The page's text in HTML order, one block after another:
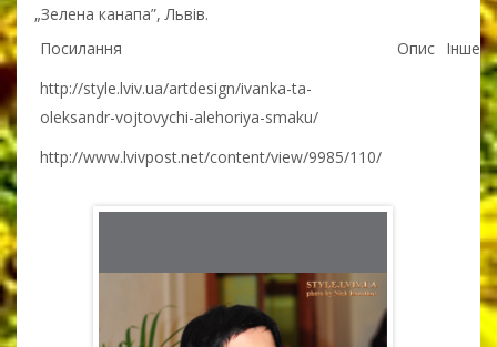
„Зелена канапа”, Львів.
Посилання
Опис Інше
http://style.lviv.ua/artdesign/ivanka-ta-
oleksandr-vojtovychi-alehoriya-smaku/
http://www.lvivpost.net/content/view/9985/110/